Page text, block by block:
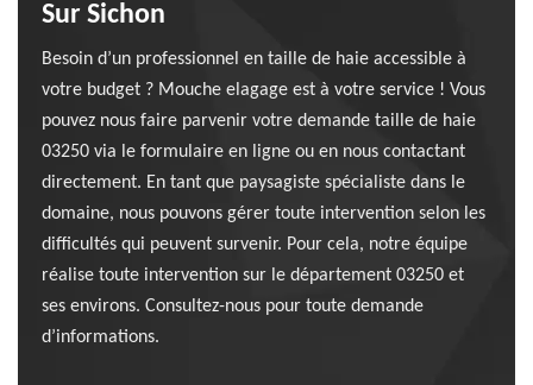
Sur Sichon
Besoin d’un professionnel en taille de haie accessible à
votre budget ? Mouche elagage est à votre service ! Vous
pouvez nous faire parvenir votre demande taille de haie
03250 via le formulaire en ligne ou en nous contactant
directement. En tant que paysagiste spécialiste dans le
domaine, nous pouvons gérer toute intervention selon les
difficultés qui peuvent survenir. Pour cela, notre équipe
réalise toute intervention sur le département 03250 et
ses environs. Consultez-nous pour toute demande
d’informations.